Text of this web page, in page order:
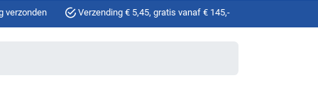
verzonden Verzending € 5,45, gratis vanaf € 145,-